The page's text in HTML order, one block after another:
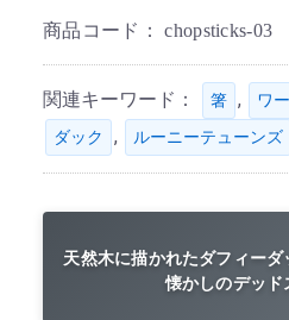
商品コード：chopsticks-03
関連キーワード： 箸 , ワ
ダック , ルーニーテューンズ
天然木に描かれたダフィー
懐かしのデッド